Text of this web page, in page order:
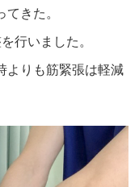
きた。
行いました。
よりも筋緊張は軽減